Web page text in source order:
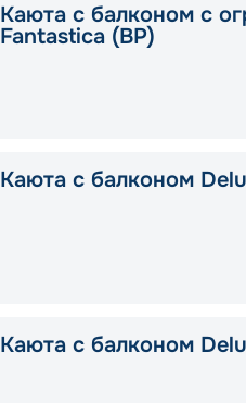
Каюта с балконом с
Fantastica (BP)
Каюта с балконом
Каюта с балконом